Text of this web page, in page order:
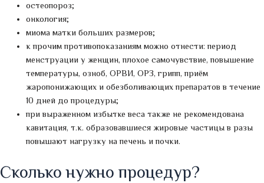
остеопороз;
онкология;
миома матки больших размеров;
к прочим противопоказаниям можно отнести: период
менструации у женщин, плохое самочувствие, повышение
температуры, озноб, ОРВИ, ОРЗ, грипп, приём
жаропонижающих и обезболивающих препаратов в течение
10 дней до процедуры;
при выраженном избытке веса также не рекомендована
кавитация, т.к. образовавшиеся жировые частицы в разы
повышают нагрузку на печень и почки.
Сколько нужно процедур?